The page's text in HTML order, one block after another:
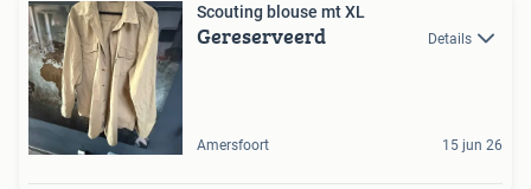
Scouting blouse mt XL
Gereserveerd Details
Amersfoort 15 jun 26